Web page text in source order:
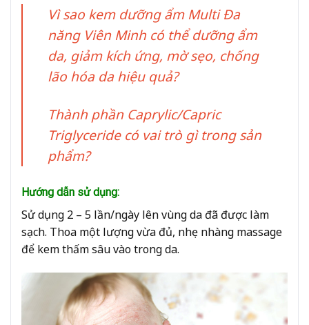
Vì sao kem dưỡng ẩm Multi Đa
năng Viên Minh có thể dưỡng ẩm
da, giảm kích ứng, mờ sẹo, chống
lão hóa da hiệu quả?
Thành phần Caprylic/Capric
Triglyceridecó vai trò gì trong sản
phẩm?
Hướng dẫn sử dụng:
Sử dụng 2 – 5 lần/ngày lên vùng da đã được làm
sạch. Thoa một lượng vừa đủ, nhẹ nhàng massage
để kem thấm sâu vào trong da.